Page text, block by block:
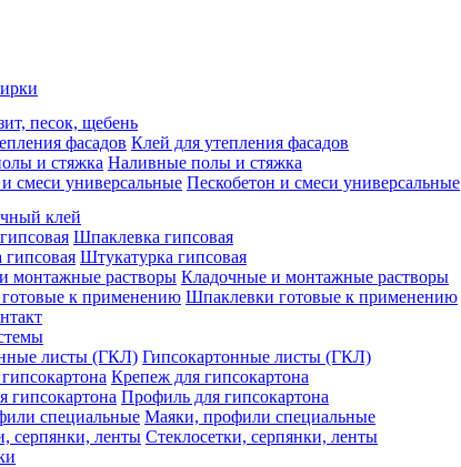
песок, щебень
Клей для утепления фасадов
Наливные полы и стяжка
Пескобетон и смеси универсальные
клей
Шпаклевка гипсовая
Штукатурка гипсовая
Кладочные и монтажные растворы
Шпаклевки готовые к применению
Гипсокартонные листы (ГКЛ)
Крепеж для гипсокартона
Профиль для гипсокартона
Маяки, профили специальные
Стеклосетки, серпянки, ленты